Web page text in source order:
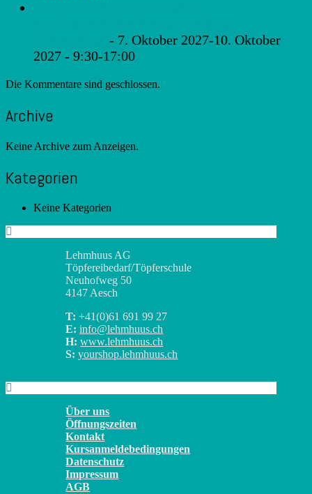
- 7. Oktober 2027-10. Oktober
2027 - 9:30-17:00
Die Kommentare sind geschlossen.
Archive
Keine Archive zum Anzeigen.
Kategorien
Keine Kategorien
Lehmhuus AG
Töpfereibedarf/Töpferschule
Neuhofweg 50
4147 Aesch
T: +41(0)61 691 99 27
E:info@lehmhuus.ch
H: www.lehmhuus.ch
S:yourshop.lehmhuus.ch
Über uns
Öffnungszeiten
Kontakt
Kursanmeldebedingungen
Datenschutz
Impressum
AGB